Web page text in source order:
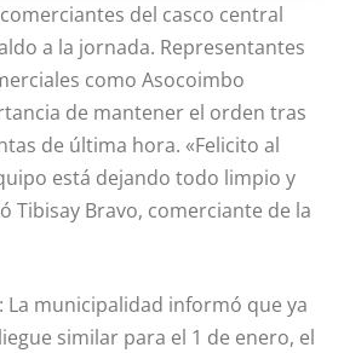
del casco central
a la jornada. Representantes
como Asocoimbo
de mantener el orden tras
de última hora. «Felicito al
está dejando todo limpio y
Tibisay Bravo, comerciante de la
: La municipalidad informó que ya
similar para el 1 de enero, el